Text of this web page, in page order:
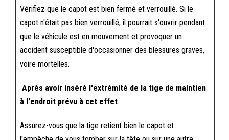
Vérifiez que le capot est bien fermé et verrouillé. Si le
capot n'était pas bien verrouillé, il pourrait s'ouvrir pendant
que le véhicule est en mouvement et provoquer un
accident susceptible d'occasionner des blessures graves,
voire mortelles.
Après avoir inséré l'extrémité de la tige de maintien
à l'endroit prévu à cet effet
Assurez-vous que la tige retient bien le capot et